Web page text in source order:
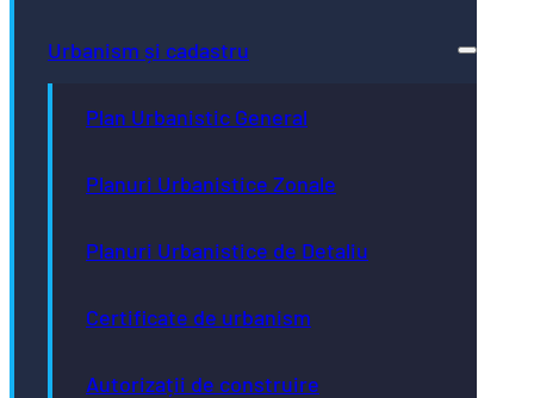
Urbanism și cadastru
Plan Urbanistic General
Planuri Urbanistice Zonale
Planuri Urbanistice de Detaliu
Certificate de urbanism
Autorizații de construire